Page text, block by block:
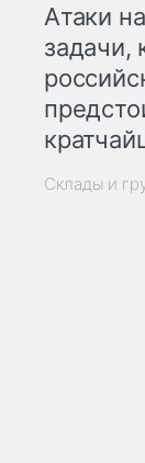
Атаки
задачи,
Склады и